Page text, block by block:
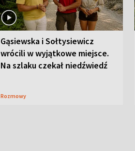
Gąsiewska i Sołtysiewicz
wrócili w wyjątkowe miejsce.
Na szlaku czekał niedźwiedź
Rozmowy